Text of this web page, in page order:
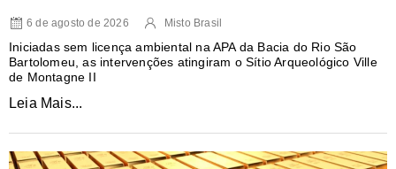
6 de agosto de 2026 Misto Brasil
Iniciadas sem licença ambiental na APA da Bacia do Rio São
Bartolomeu, as intervenções atingiram o Sítio Arqueológico Ville
de Montagne II
Leia Mais...